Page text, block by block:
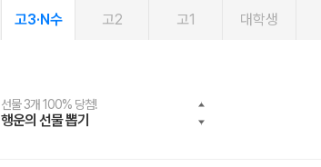
고3·N수 고2 고1 대학생
선물 3개 100% 당첨!
행운의 선물 뽑기
선물 100% 증정!
메가스터디 X 올리브
여름방학 스터디 캐시백
메가런 썸머스쿨
2027 러셀 단과
강사 공개선발
스마트러닝앱
설문 EVENT
메가패스
3일 무료 체험권
메가패스 수강생 무료혜택!
메가클럽 멤버십
사회공헌 캠페인
희망이룸 메가나눔